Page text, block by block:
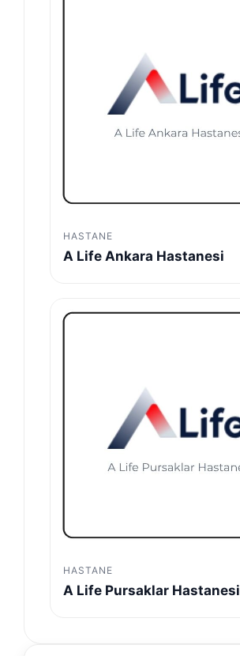
HASTANE
A Life Ankara Hastanesi
HASTANE
A Life Pursaklar Hastanesi